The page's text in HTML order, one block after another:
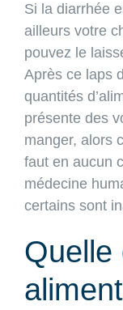
Si la diarrhée
ailleurs votre
pouvez le
Après ce laps
quantités
présente des
manger, alors
faut en aucun
médecine
certains sont
Quelle